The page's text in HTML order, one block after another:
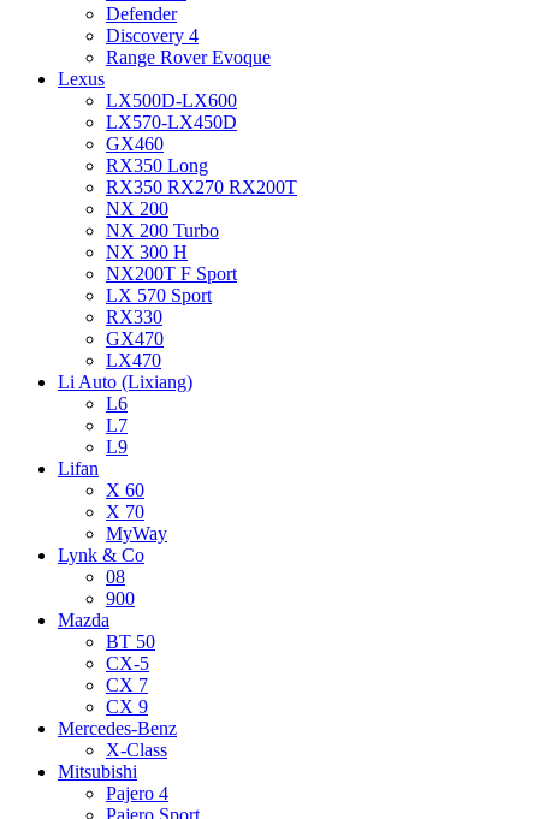
Defender
Discovery 4
Range Rover Evoque
Lexus
LX500D-LX600
LX570-LX450D
GX460
RX350 Long
RX350 RX270 RX200T
NX 200
NX 200 Turbo
NX 300 H
NX200T F Sport
LX 570 Sport
RX330
GX470
LX470
Li Auto (Lixiang)
L6
L7
L9
Lifan
X 60
X 70
MyWay
Lynk & Co
08
900
Mazda
BT 50
CX-5
CX 7
CX 9
Mercedes-Benz
X-Class
Mitsubishi
Pajero 4
Pajero Sport